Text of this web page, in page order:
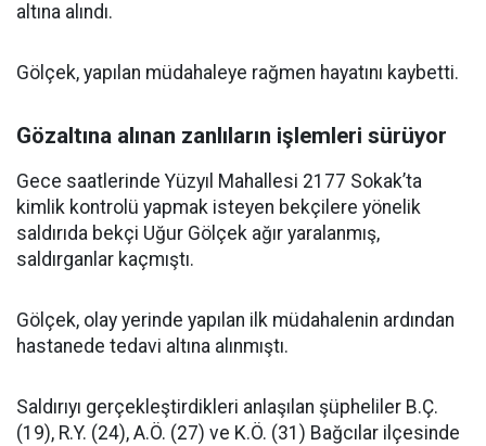
altına alındı.
Gölçek, yapılan müdahaleye rağmen hayatını kaybetti.
Gözaltına alınan zanlıların işlemleri sürüyor
Gece saatlerinde Yüzyıl Mahallesi 2177 Sokak’ta
kimlik kontrolü yapmak isteyen bekçilere yönelik
saldırıda bekçi Uğur Gölçek ağır yaralanmış,
saldırganlar kaçmıştı.
Gölçek, olay yerinde yapılan ilk müdahalenin ardından
hastanede tedavi altına alınmıştı.
Saldırıyı gerçekleştirdikleri anlaşılan şüpheliler B.Ç.
(19), R.Y. (24), A.Ö. (27) ve K.Ö. (31) Bağcılar ilçesinde